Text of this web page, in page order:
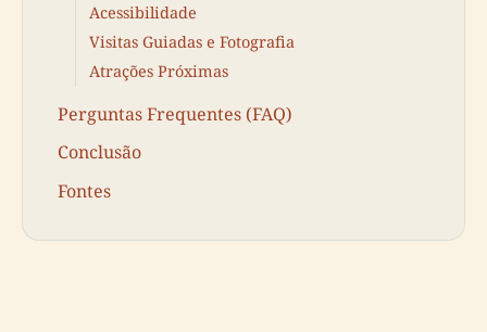
Acessibilidade
Visitas Guiadas e Fotografia
Atrações Próximas
Perguntas Frequentes (FAQ)
Conclusão
Fontes